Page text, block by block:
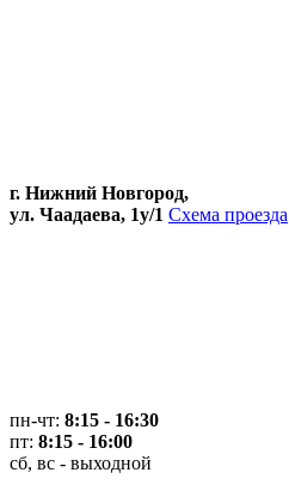
г. Нижний Новгород,
ул. Чаадаева, 1у/1 Схема проезда
пн-чт: 8:15 - 16:30
пт: 8:15 - 16:00
сб, вс - выходной